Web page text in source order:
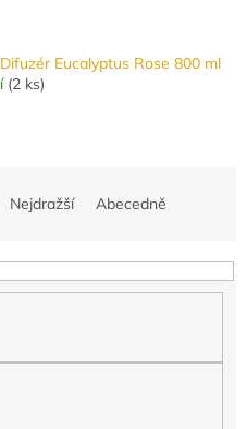
Eucalyptus Rose 800 ml
(2 ks)
Nejdražší Abecedně